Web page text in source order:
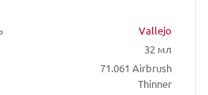
Vallejo
32 мл
71.061 Airbrush
Thinner